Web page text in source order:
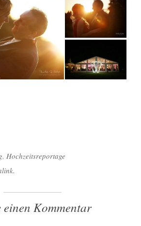
, Hochzeitsreportage
einen Kommentar